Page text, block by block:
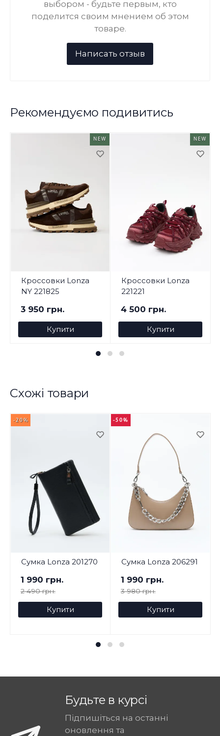
выбором - будьте первым, кто
поделится своим мнением об этом
товаре.
Рекомендуємо подивитись
NEW
Кроссовки Lonza
NY 221825
3 950 грн.
Купити
NEW
Кроссовки Lonza
221221
4 500 грн.
Купити
Схожі товари
-20%
Сумка Lonza 201270
1 990 грн.
2 490 грн.
Купити
-50%
Сумка Lonza 206291
1 990 грн.
3 980 грн.
Купити
Будьте в курсі
Підпишіться на останні
оновлення та